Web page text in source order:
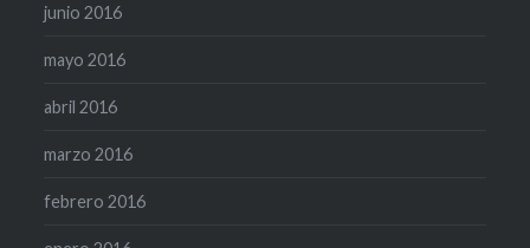
junio 2016
mayo 2016
abril 2016
marzo 2016
febrero 2016